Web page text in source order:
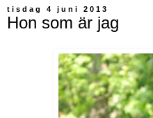
tisdag 4 juni 2013
Hon som är jag